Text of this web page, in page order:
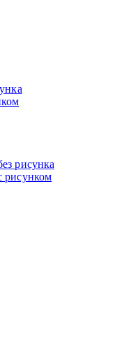
рисунка
рисунком